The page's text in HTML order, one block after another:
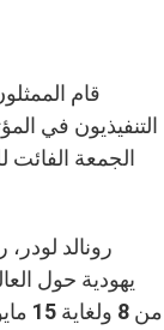
التنفيذيون في
الجمعة الفائت
يهودية حول
من